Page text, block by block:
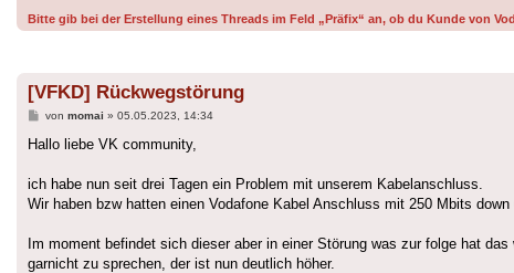
Bitte gib bei der Erstellung eines Threads im Feld „Präfix“ an, ob du Kunde von
[VFKD] Rückwegstörung
Beitrag
von momai » 05.05.2023, 14:34
Hallo liebe VK community,
ich habe nun seit drei Tagen ein Problem mit unserem Kabelanschluss.
Wir haben bzw hatten einen Vodafone Kabel Anschluss mit 250 Mbits
Im moment befindet sich dieser aber in einer Störung was zur folge hat
garnicht zu sprechen, der ist nun deutlich höher.